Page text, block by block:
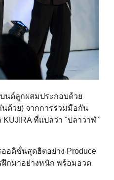
นด์ลูกผสมประกอบด้วย
ด้วย) จากการร่วมมือกัน
KUJIRA ที่แปลว่า "ปลาวาฬ"
อดิชั่นสุดฮิตอย่าง Produce
ฝึกมาอย่างหนัก พร้อมอวด